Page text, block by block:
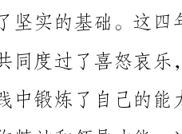
们的未来奠定了坚实的基础。